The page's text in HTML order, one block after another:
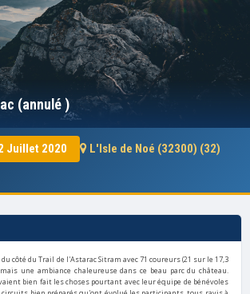
(annulé )
Juillet 2020 L'Isle de Noé (32300) (32)
côté du Trail de l'Astarac Sitram avec 71 coureurs (21 sur le 17,3
une ambiance chaleureuse dans ce beau parc du château.
bien fait les choses pourtant avec leur équipe de bénévoles